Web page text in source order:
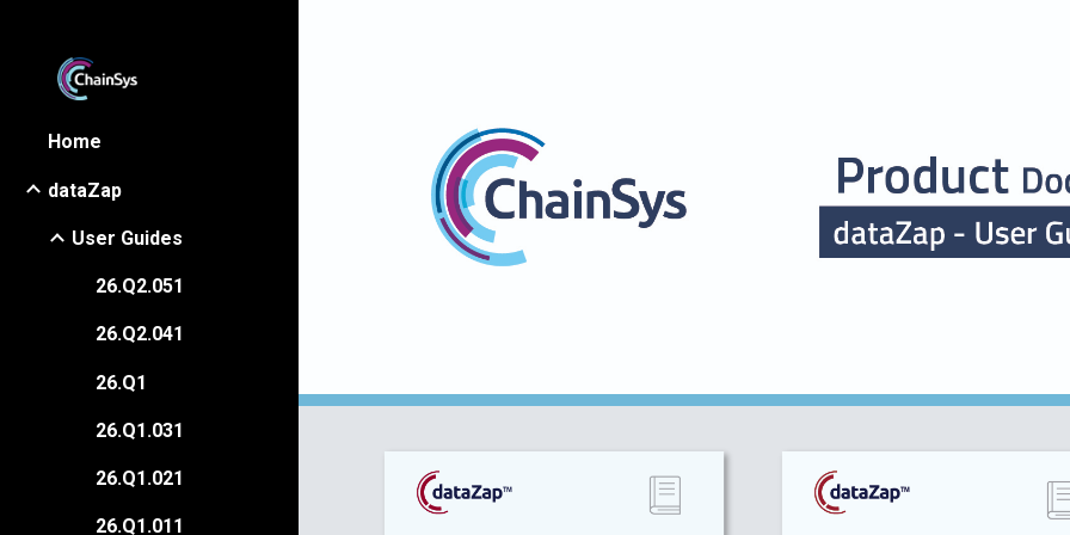
Home
dataZap
User Guides
26.Q2.051
26.Q2.041
26.Q1
26.Q1.031
26.Q1.021
26.Q1.011